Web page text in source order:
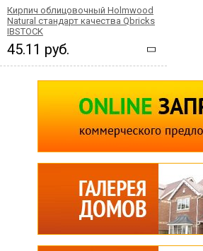
Кирпич облицовочный Holmwood
Natural стандарт качества Qbricks
IBSTOCK
45.11 руб.